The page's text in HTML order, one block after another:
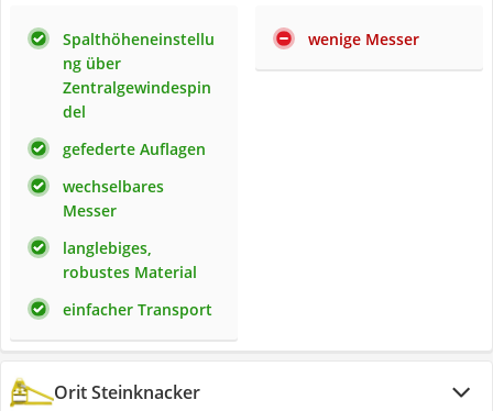
Spalthöheneinstellu
ng über
Zentralgewindespin
del
gefederte Auflagen
wechselbares
Messer
langlebiges,
robustes Material
einfacher Transport
wenige Messer
Orit Steinknacker